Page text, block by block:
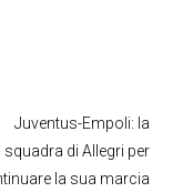
Juventus-Empoli: la
squadra di Allegri per
la sua marcia